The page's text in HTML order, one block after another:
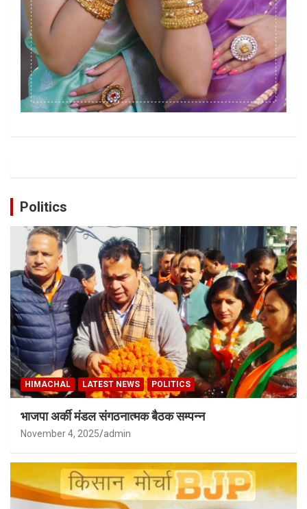
Politics
HIMACHAL LATEST NEWS POLITICS
भाजपा अर्की मंडल संगठनात्मक बैठक सम्पन्न
November 4, 2025 admin